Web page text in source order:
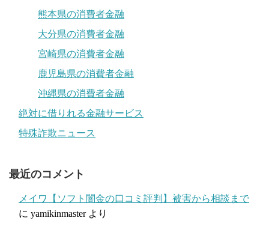
熊本県の消費者金融
大分県の消費者金融
宮崎県の消費者金融
鹿児島県の消費者金融
沖縄県の消費者金融
絶対に借りれる金融サービス
特殊詐欺ニュース
最近のコメント
メイワ【ソフト闇金の口コミ評判】被害から相談まで
に yamikinmasterより